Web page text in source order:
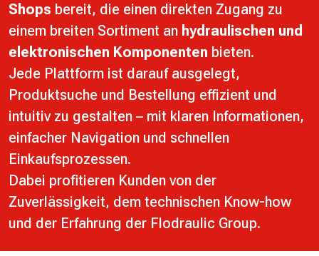
Shops bereit, die einen direkten Zugang zu
einem breiten Sortiment an hydraulischen und
elektronischen Komponenten bieten.
Jede Plattform ist darauf ausgelegt,
Produktsuche und Bestellung effizient und
intuitiv zu gestalten – mit klaren Informationen,
einfacher Navigation und schnellen
Einkaufsprozessen.
Dabei profitieren Kunden von der
Zuverlässigkeit, dem technischen Know-how
und der Erfahrung der Flodraulic Group.